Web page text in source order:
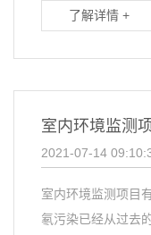
了解详情 +
室内环境监测
2021-07-14
室内环境监测项目
氡污染已经从过去